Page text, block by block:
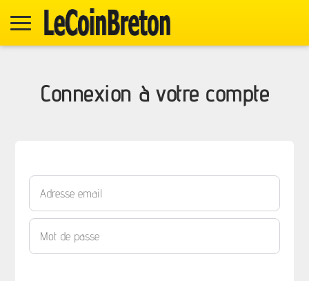
Connexion à votre compte